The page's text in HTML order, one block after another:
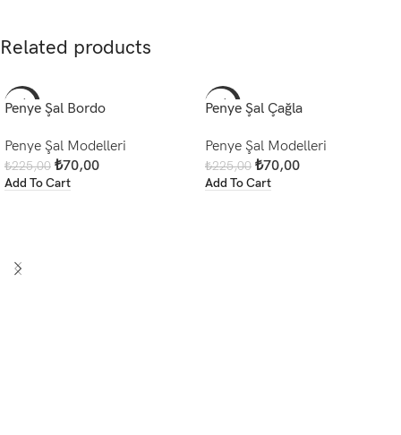
Related products
-69%
Penye Şal Bordo
Penye Şal Modelleri
₺225,00 ₺70,00
Add To Cart
-69%
Penye Şal Çağla
Penye Şal Modelleri
₺225,00 ₺70,00
Add To Cart